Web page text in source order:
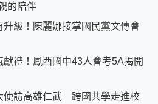
的陪伴
升級！陳麗娜接掌國民黨文傳會
禮！鳳西國中43人會考5A揭開
使訪高雄仁武 跨國共學走進校